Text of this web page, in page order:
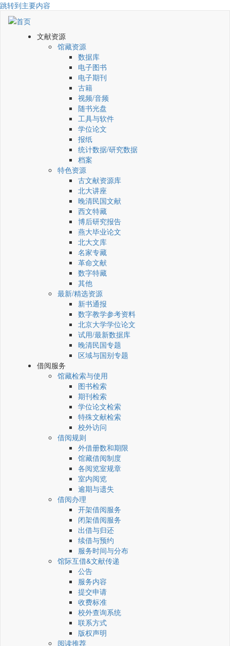
跳转到主要内容
文献资源
馆藏资源
数据库
电子图书
电子期刊
古籍
视频/音频
随书光盘
工具与软件
学位论文
报纸
统计数据/研究数据
档案
特色资源
古文献资源库
北大讲座
晚清民国文献
西文特藏
博后研究报告
燕大毕业论文
北大文库
名家专藏
革命文献
数字特藏
其他
最新/精选资源
新书通报
数字教学参考资料
北京大学学位论文
试用/最新数据库
晚清民国专题
区域与国别专题
借阅服务
馆藏检索与使用
图书检索
期刊检索
学位论文检索
特殊文献检索
校外访问
借阅规则
外借册数和期限
馆藏借阅制度
各阅览室规章
室内阅览
逾期与遗失
借阅办理
开架借阅服务
闭架借阅服务
出借与归还
续借与预约
服务时间与分布
馆际互借&文献传递
公告
服务内容
提交申请
收费标准
校外查询系统
联系方式
版权声明
阅读推荐